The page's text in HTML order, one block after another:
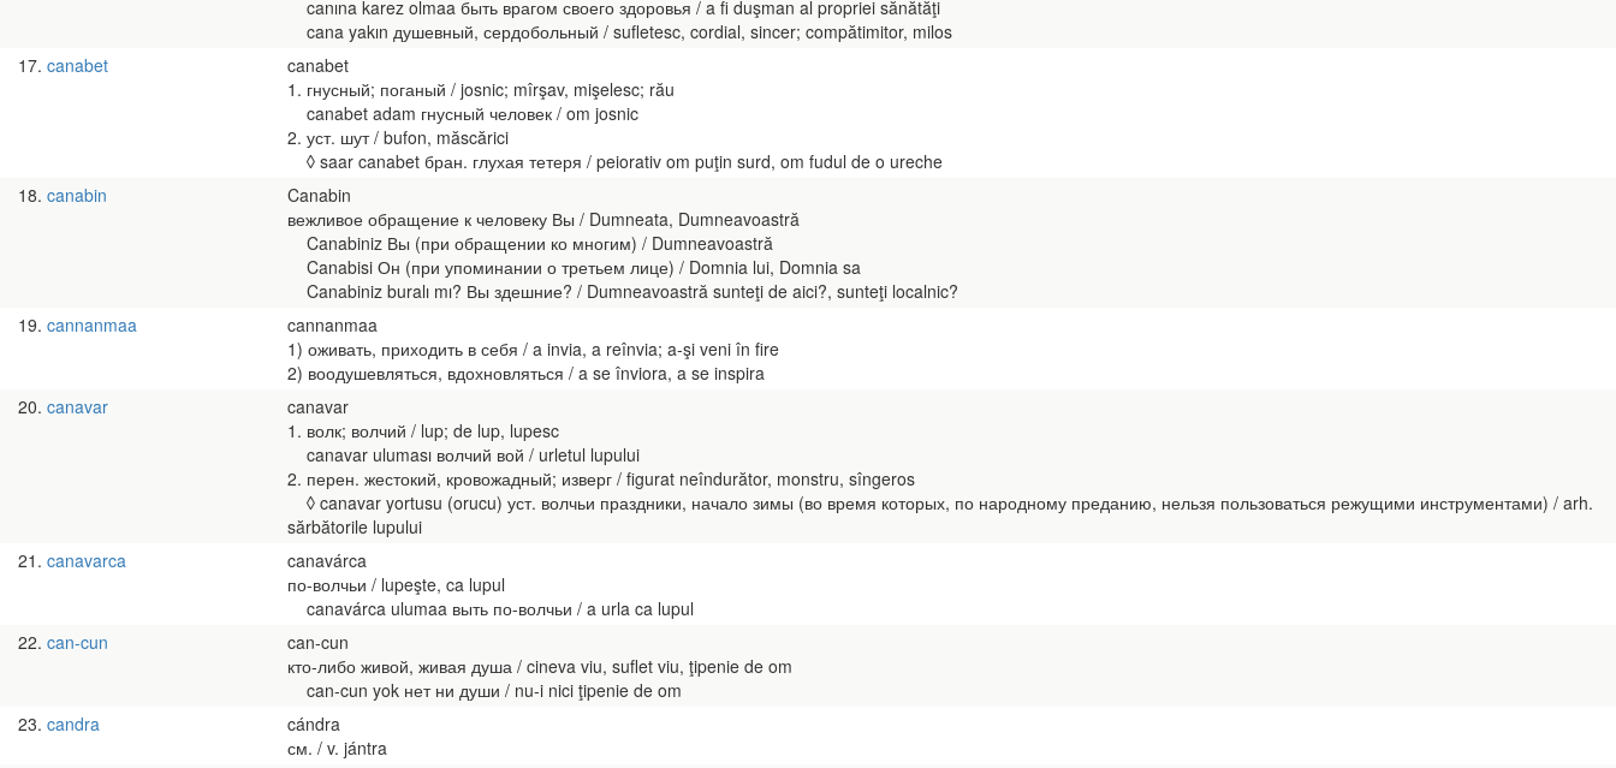
canına karez olmaa быть врагом своего здоровья / a fi duşman al propriei sănătăţi
cana yakın душевный, сердобольный / sufletesc, cordial, sincer; compătimitor, milos
17 canabet
canabet
1. гнусный; поганый / josnic; mîrşav, mişelesc; rău
canabet adam гнусный человек / om josnic
2. уст. шут / bufon, măscărici
◊ saar canabet бран. глухая тетеря / peiorativ om puţin surd, om fudul de o ureche
18 canabin
Canabin
вежливое обращение к человеку Вы / Dumneata, Dumneavoastră
Canabiniz Вы (при обращении ко многим) / Dumneavoastră
Canabisi Он (при упоминании о третьем лице) / Domnia lui, Domnia sa
Canabiniz buralı mı? Вы здешние? / Dumneavoastră sunteţi de aici?, sunteţi localnic?
19 cannanmaa
cannanmaa
1) оживать, приходить в себя / a invia, a reînvia; a-şi veni în fire
2) воодушевляться, вдохновляться / a se înviora, a se inspira
20 canavar
canavar
1. волк; волчий / lup; de lup, lupesc
canavar uluması волчий вой / urletul lupului
2. перен. жестокий, кровожадный; изверг / figurat neîndurător, monstru, sîngeros
◊ canavar yortusu (orucu) уст. волчьи праздники, начало зимы (во время которых, по народному преданию, нельзя пользоваться режущими инструментами) / arh.
sărbătorile lupului
21 canavarca
canavárca
по-волчьи / lupeşte, ca lupul
canavárca ulumaa выть по-волчьи / a urla ca lupul
22 can-cun
can-cun
кто-либо живой, живая душа / cineva viu, suflet viu, ţipenie de om
can-cun yok нет ни души / nu-i nici ţipenie de om
23 candra
cándra
см. / v. jántra